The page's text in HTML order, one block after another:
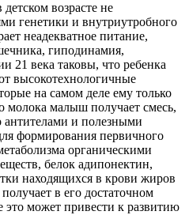
возрасте не
генетики и внутриутробного
неадекватное питание,
гиподинамия,
21 века таковы, что ребенка
высокотехнологичные
на самом деле ему только
молока малыш получает смесь,
антителами и полезными
формирования первичного
органическими
белок адипонектин,
находящихся в крови жиров
в его достаточном
это может привести к развитию